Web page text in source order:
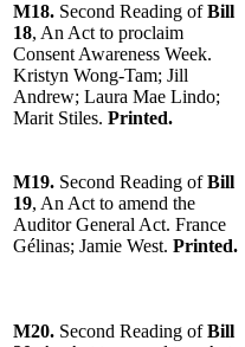
M18. Second Reading ofBill
18, An Act to proclaim
Consent Awareness Week.
Kristyn Wong-Tam; Jill
Andrew; Laura Mae Lindo;
Marit Stiles. Printed.
M19. Second Reading ofBill
19, An Act to amend the
Auditor General Act. France
Gélinas; Jamie West. Printed.
M20. Second Reading ofBill